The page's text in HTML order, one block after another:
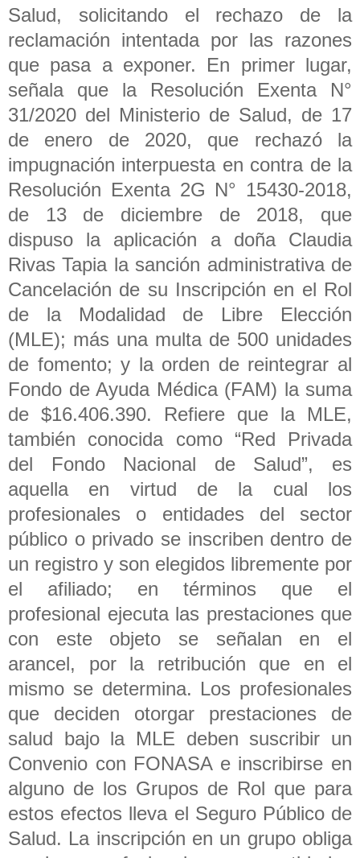
Salud, solicitando el rechazo de la
reclamación intentada por las razones
que pasa a exponer. En primer lugar,
señala que la Resolución Exenta N°
31/2020 del Ministerio de Salud, de 17
de enero de 2020, que rechazó la
impugnación interpuesta en contra de la
Resolución Exenta 2G N° 15430-2018,
de 13 de diciembre de 2018, que
dispuso la aplicación a doña Claudia
Rivas Tapia la sanción administrativa de
Cancelación de su Inscripción en el Rol
de la Modalidad de Libre Elección
(MLE); más una multa de 500 unidades
de fomento; y la orden de reintegrar al
Fondo de Ayuda Médica (FAM) la suma
de $16.406.390. Refiere que la MLE,
también conocida como “Red Privada
del Fondo Nacional de Salud”, es
aquella en virtud de la cual los
profesionales o entidades del sector
público o privado se inscriben dentro de
un registro y son elegidos libremente por
el afiliado; en términos que el
profesional ejecuta las prestaciones que
con este objeto se señalan en el
arancel, por la retribución que en el
mismo se determina. Los profesionales
que deciden otorgar prestaciones de
salud bajo la MLE deben suscribir un
Convenio con FONASA e inscribirse en
alguno de los Grupos de Rol que para
estos efectos lleva el Seguro Público de
Salud. La inscripción en un grupo obliga